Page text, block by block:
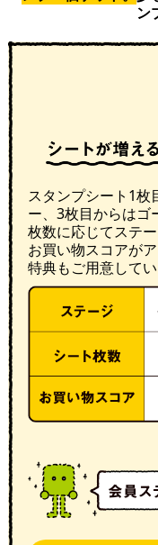
ン
スタンプシート1枚
ー、3枚目からはゴ
枚数に応じてステ
お買い物スコアが
特典もご用意してい